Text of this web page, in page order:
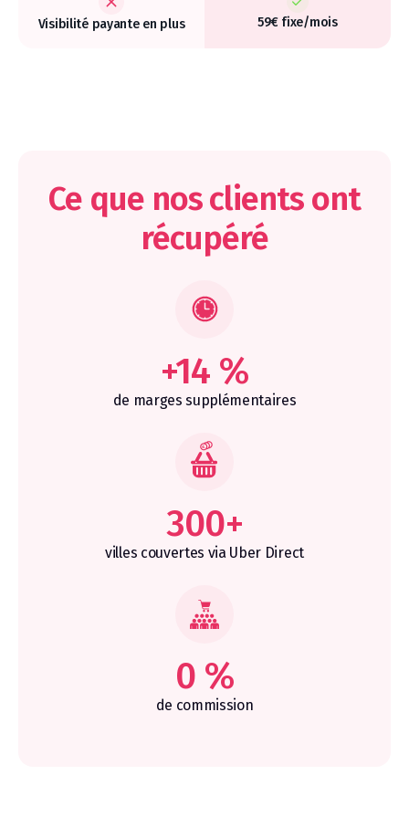
Visibilité payante en plus 59€ fixe/mois
Ce que nos clients ont
récupéré
+14 %
de marges supplémentaires
300+
villes couvertes via Uber Direct
0 %
de commission